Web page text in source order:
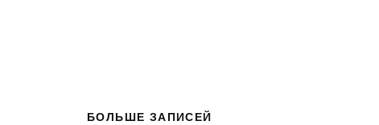
БОЛЬШЕ ЗАПИСЕЙ